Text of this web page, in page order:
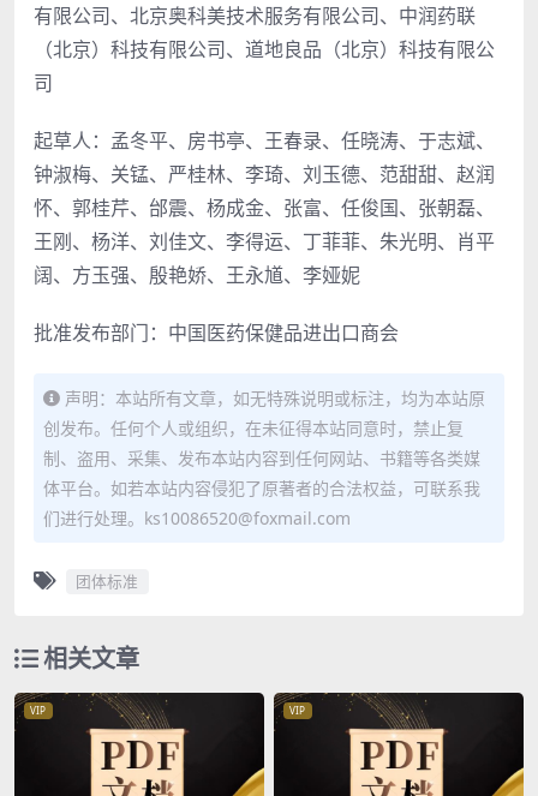
有限公司、北京奥科美技术服务有限公司、中润药联
（北京）科技有限公司、道地良品（北京）科技有限公
司
起草人：孟冬平、房书亭、王春录、任晓涛、于志斌、
钟淑梅、关锰、严桂林、李琦、刘玉德、范甜甜、赵润
怀、郭桂芹、邰震、杨成金、张富、任俊国、张朝磊、
王刚、杨洋、刘佳文、李得运、丁菲菲、朱光明、肖平
阔、方玉强、殷艳娇、王永馗、李娅妮
批准发布部门：中国医药保健品进出口商会
声明：本站所有文章，如无特殊说明或标注，均为本站原
创发布。任何个人或组织，在未征得本站同意时，禁止复
制、盗用、采集、发布本站内容到任何网站、书籍等各类媒
体平台。如若本站内容侵犯了原著者的合法权益，可联系我
们进行处理。ks10086520@foxmail.com
团体标准
相关文章
VIP VIP